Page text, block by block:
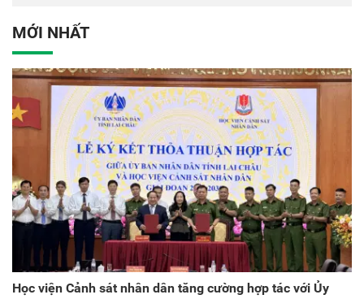
MỚI NHẤT
Học viện Cảnh sát nhân dân tăng cường hợp tác với Ủy